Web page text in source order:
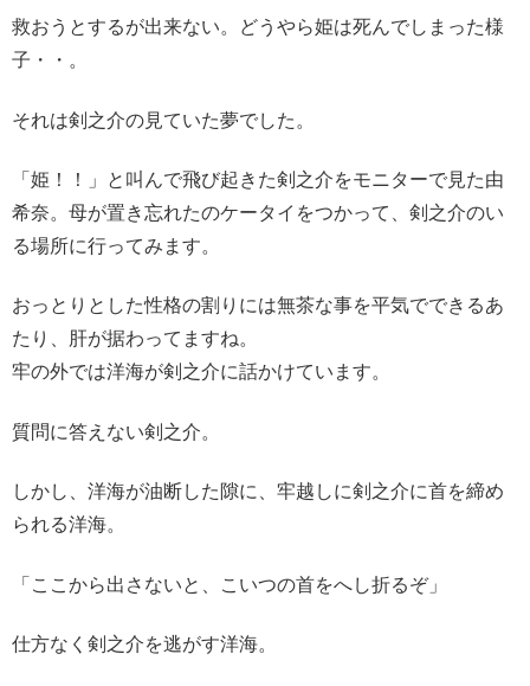
救おうとするが出来ない。どうやら姫は死んでしまった様
子・・。
それは剣之介の見ていた夢でした。
「姫！！」と叫んで飛び起きた剣之介をモニターで見た由
希奈。母が置き忘れたのケータイをつかって、剣之介のい
る場所に行ってみます。
おっとりとした性格の割りには無茶な事を平気でできるあ
たり、肝が据わってますね。
牢の外では洋海が剣之介に話かけています。
質問に答えない剣之介。
しかし、洋海が油断した隙に、牢越しに剣之介に首を締め
られる洋海。
「ここから出さないと、こいつの首をへし折るぞ」
仕方なく剣之介を逃がす洋海。